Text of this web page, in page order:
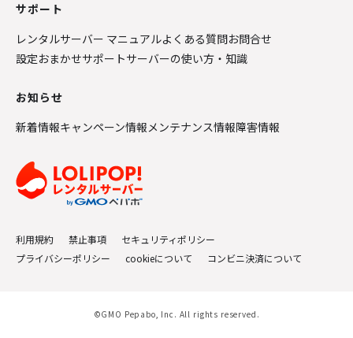
サポート
レンタルサーバー マニュアルよくある質問お問合せ
設定おまかせサポートサーバーの使い方・知識
お知らせ
新着情報キャンペーン情報メンテナンス情報障害情報
利用規約 禁止事項
セキュリティポリシー
プライバシーポリシー
cookieについて コンビニ決済について
©GMO Pepabo, Inc. All rights reserved.